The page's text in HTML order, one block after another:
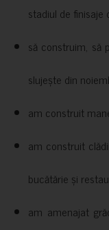
stadiul de finisaje
să construim, să
slujește din
am construit
am construit
bucătărie și
am amenajat